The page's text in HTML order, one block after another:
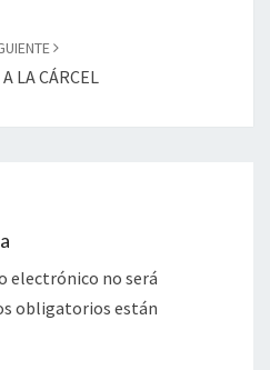
LA CÁRCEL
electrónico no será
obligatorios están